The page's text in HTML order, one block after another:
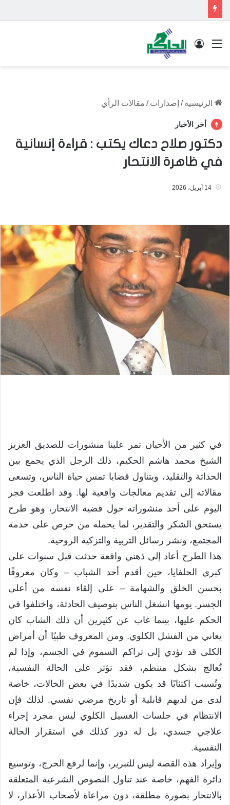
القائمة تسجيل الدخول
الرئيسية / إصدارات / مقالات الرأي
أخر الأخبار
دكتور صلاح دعاك يكتب : قراءة إنسانية
في ظاهرة الانتحار
14 أبريل، 2026
في كثير من الأحيان تمر علينا منشورات للصديق العزيز
الشيخ محمد هاشم الحكيم، ذلك الرجل الذي يجمع بين
الحداثة والتقليد، ويتناول قضايا تمس حياة الناس، وتسعى
مقالاته إلى تقديم معالجات واقعية لها. وقد اطلعت فجر
اليوم على أحد منشوراته حول قضية الانتحار، وهو طرح
يستحق الشكر والتقدير، لما يحمله من حرص على خدمة
المجتمع، ونشر رسائل التربية والتزكية الروحية.
هذا الطرح أعاد إلى ذهني واقعة حدثت قبل سنوات على
كبري الحلفايا، حين أقدم أحد الشباب – وكان معروفًا
بحسن الخلق والشهامة – على إلقاء نفسه من أعلى
الجسر. يومها انشغل الناس بتوصيف الحادثة، واختلفوا في
الحكم عليها، بينما غاب عن كثيرين أن ذلك الشاب كان
يعاني من الفشل الكلوي. ومن المعروف طبيًا أن أمراض
الكلى قد تؤدي إلى تراكم السموم في الجسم، وإذا لم
تُعالج بشكل منتظم، فقد تؤثر على الحالة النفسية،
وتُسبب اكتئابًا قد يكون شديدًا في بعض الحالات، خاصة
لدى من لديهم قابلية أو تاريخ مرضي نفسي. لذلك فإن
الانتظام في جلسات الغسيل الكلوي ليس مجرد إجراء
علاجي جسدي، بل له دور كذلك في استقرار الحالة
النفسية.
وإيراد هذه القصة ليس للتبرير، وإنما لرفع الحرج، وتوسيع
دائرة الفهم، خاصة عند تناول النصوص الشرعية المتعلقة
بالانتحار بصورة مطلقة، دون مراعاة لأصحاب الأعذار، لا